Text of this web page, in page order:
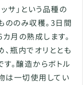
サ」という品種の
ののみ収穫。3日間
月の熟成します。
瓶内でオリととも
す。醸造からボトル
は一切使用してい